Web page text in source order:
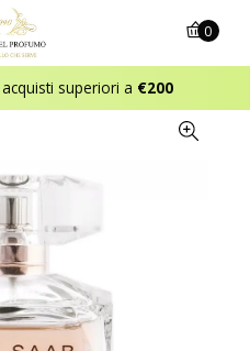
superiori a €200
0